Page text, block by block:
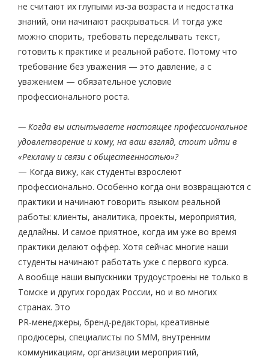
не считают их глупыми из-за возраста и недостатка
знаний, они начинают раскрываться. И тогда уже
можно спорить, требовать переделывать текст,
готовить к практике и реальной работе. Потому что
требование без уважения — это давление, а с
уважением — обязательное условие
профессионального роста.
— Когда вы испытываете настоящее профессиональное
удовлетворение и кому, на ваш взгляд, стоит идти в
«Рекламу и связи с общественностью»?
— Когда вижу, как студенты взрослеют
профессионально. Особенно когда они возвращаются с
практики и начинают говорить языком реальной
работы: клиенты, аналитика, проекты, мероприятия,
дедлайны. И самое приятное, когда им уже во время
практики делают оффер. Хотя сейчас многие наши
студенты начинают работать уже с первого курса.
А вообще наши выпускники трудоустроены не только в
Томске и других городах России, но и во многих
странах. Это
PR-менеджеры, бренд-редакторы, креативные
продюсеры, специалисты по SMM, внутренним
коммуникациям, организации мероприятий,